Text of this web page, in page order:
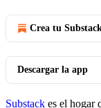
Crea tu
Descargar la app
Substack es el hogar